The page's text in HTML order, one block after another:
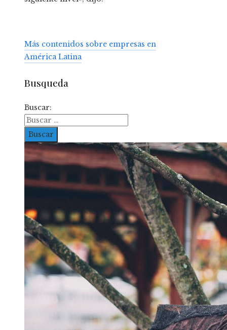
Más contenidos sobre empresas en
América Latina
Busqueda
Buscar: